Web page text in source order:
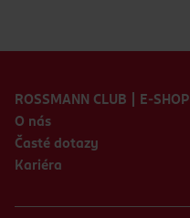
ROSSMANN CLUB | E-SHOP
O nás
Časté dotazy
Kariéra